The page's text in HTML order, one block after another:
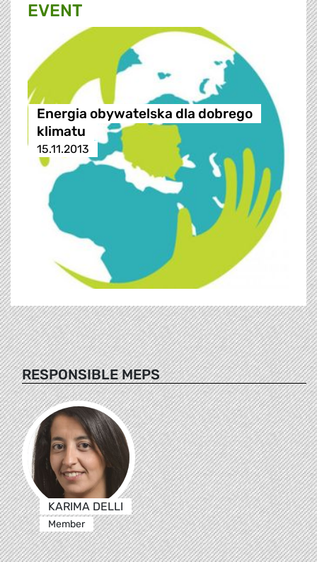
EVENT
Energia obywatelska dla dobrego
klimatu
15.11.2013
RESPONSIBLE MEPS
KARIMA DELLI
Member